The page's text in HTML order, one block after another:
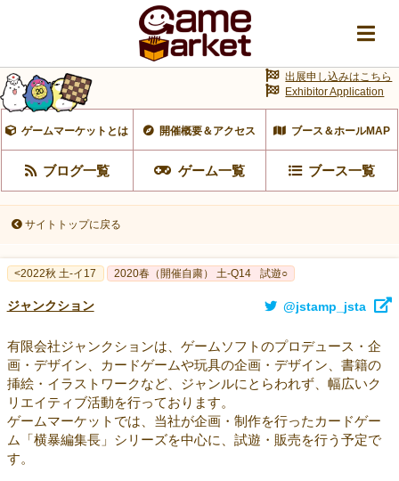
ゲームマーケットとは 開催概要＆アクセス ブース＆ホールMAP
ブログ一覧 ゲーム一覧 ブース一覧
出展申し込みはこちら
Exhibitor Application
サイトトップに戻る
<2022秋 土-イ17 2020春（開催自粛） 土-Q14 試遊○
ジャンクション @jstamp_jsta
有限会社ジャンクションは、ゲームソフトのプロデュース・企
画・デザイン、カードゲームや玩具の企画・デザイン、書籍の
挿絵・イラストワークなど、ジャンルにとらわれず、幅広いク
リエイティブ活動を行っております。
ゲームマーケットでは、当社が企画・制作を行ったカードゲー
ム「横暴編集長」シリーズを中心に、試遊・販売を行う予定で
す。